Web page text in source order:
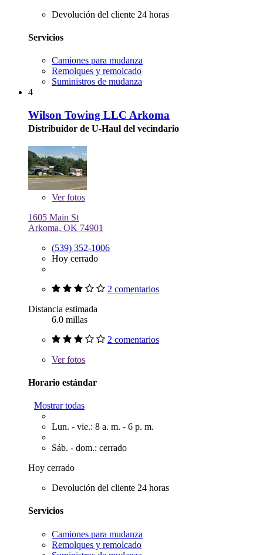
Devolución del cliente 24 horas
Servicios
Camiones para mudanza
Remolques y remolcado
Suministros de mudanza
4
Wilson Towing LLC Arkoma
Distribuidor de U-Haul del vecindario
Verfotos
1605 Main St
Arkoma, OK 74901
(539) 352-1006
Hoy cerrado
2 comentarios
Distancia estimada
6.0 millas
2 comentarios
Verfotos
Horario estándar
Mostrar todas
Lun. - vie.: 8 a. m. - 6 p. m.
Sáb. - dom.: cerrado
Hoy cerrado
Devolución del cliente 24 horas
Servicios
Camiones para mudanza
Remolques y remolcado